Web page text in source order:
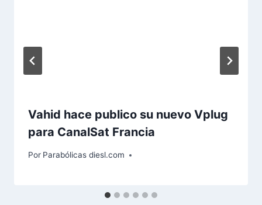
Vahid hace publico su nuevo Vplug
para CanalSat Francia
Por Parabólicas diesl.com